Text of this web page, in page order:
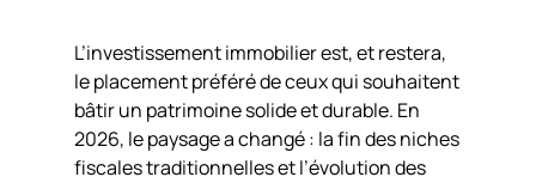
L’investissement immobilier est, et restera,
le placement préféré de ceux qui souhaitent
bâtir un patrimoine solide et durable. En
2026, le paysage a changé : la fin des niches
fiscales traditionnelles et l’évolution des